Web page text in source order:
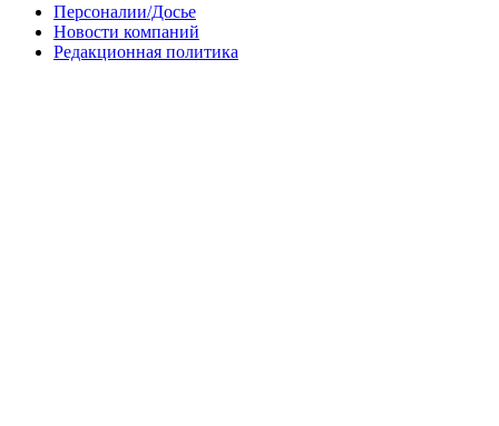
Персоналии/Досье
Новости компаний
Редакционная политика